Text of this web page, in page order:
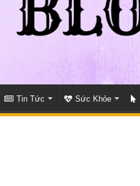
Tin Tức Sức Khỏe